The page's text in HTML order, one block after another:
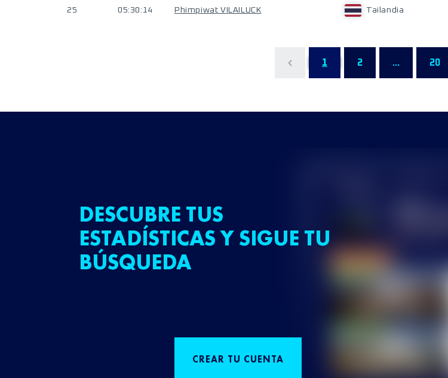
25 05:30:14 Phimpiwat VILAILUCK Tailandia
1 2 ... 20
DESCUBRE TUS
ESTADÍSTICAS Y SIGUE TU
BÚSQUEDA
CREAR TU CUENTA